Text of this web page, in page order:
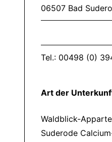
06507 Bad
Tel.: 00498 (0)
Art der
Waldblick-
Suderode